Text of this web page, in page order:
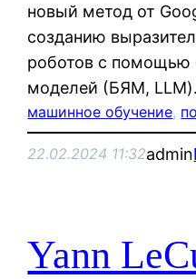
новый метод от
созданию
роботов с
моделей (БЯМ, LLM).
машинное обучение,
22.02.2024 11:32admin
Yann